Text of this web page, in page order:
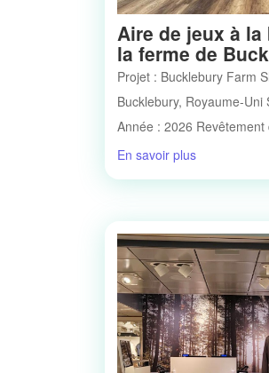
Aire de jeux à
la ferme de
Projet : Bucklebury Farm
Bucklebury, Royaume-Uni
Année : 2026 Revêtement
En savoir plus